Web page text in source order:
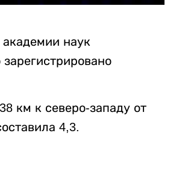
наук
км к северо-западу от
4,3.